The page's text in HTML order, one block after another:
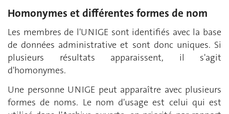
Homonymes et différentes formes de nom
Les membres de l'UNIGE sont identifiés avec la base
de données administrative et sont donc uniques. Si
plusieurs résultats apparaissent, il s'agit
d'homonymes.
Une personne UNIGE peut apparaître avec plusieurs
formes de noms. Le nom d'usage est celui qui est